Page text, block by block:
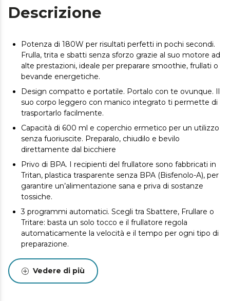
Descrizione
Potenza di 180W per risultati perfetti in pochi secondi.
Frulla, trita e sbatti senza sforzo grazie al suo motore ad
alte prestazioni, ideale per preparare smoothie, frullati o
bevande energetiche.
Design compatto e portatile. Portalo con te ovunque. Il
suo corpo leggero con manico integrato ti permette di
trasportarlo facilmente.
Capacità di 600 ml e coperchio ermetico per un utilizzo
senza fuoriuscite. Preparalo, chiudilo e bevilo
direttamente dal bicchiere
Privo di BPA. I recipienti del frullatore sono fabbricati in
Tritan, plastica trasparente senza BPA (Bisfenolo-A), per
garantire un’alimentazione sana e priva di sostanze
tossiche.
3 programmi automatici. Scegli tra Sbattere, Frullare o
Tritare: basta un solo tocco e il frullatore regola
automaticamente la velocità e il tempo per ogni tipo di
preparazione.
Tecnologia anti-accumulo. La forma unica del bicchiere
e delle lame guida gli ingredienti verso l'alto, evitando
che rimangano intrappolati al di sotto e garantendo una
Vedere di più